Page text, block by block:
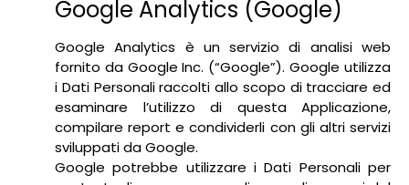
Google Analytics (Google)
Google Analytics è un servizio di analisi web
fornito da Google Inc. (“Google”). Google utilizza
i Dati Personali raccolti allo scopo di tracciare ed
esaminare l’utilizzo di questa Applicazione,
compilare report e condividerli con gli altri servizi
sviluppati da Google.
Google potrebbe utilizzare i Dati Personali per